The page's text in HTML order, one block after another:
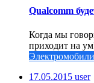
Qualcomm
Когда мы
приходит на
Электромобили
17.05.2015 user